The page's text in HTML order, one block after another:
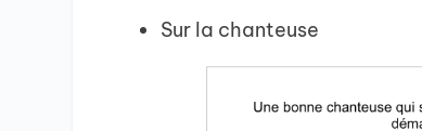
Sur la chanteuse